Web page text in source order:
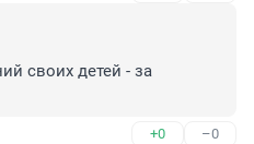
своих детей - за
+0 –0